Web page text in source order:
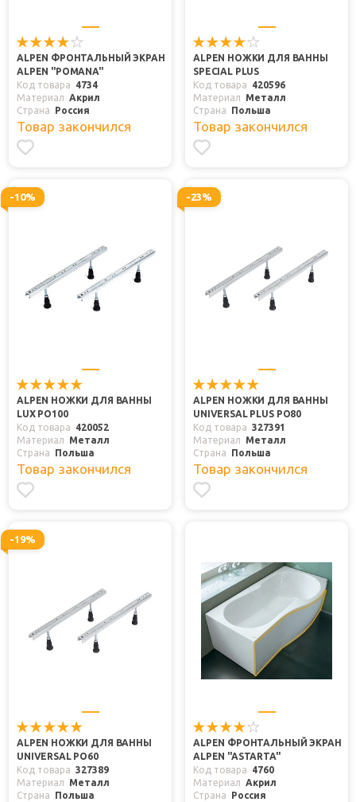
ALPEN ФРОНТАЛЬНЫЙ ЭКРАН
ALPEN "POMANA"
Код товара
4734
Материал
Акрил
Страна
Россия
Товар закончился
ALPEN НОЖКИ ДЛЯ ВАННЫ
SPECIAL PLUS
Код товара
420596
Материал
Металл
Страна
Польша
Товар закончился
-10%
ALPEN НОЖКИ ДЛЯ ВАННЫ
LUX PO100
Код товара
420052
Материал
Металл
Страна
Польша
Товар закончился
-23%
ALPEN НОЖКИ ДЛЯ ВАННЫ
UNIVERSAL PLUS PO80
Код товара 327391
Материал
Металл
Страна
Польша
Товар закончился
-19%
ALPEN НОЖКИ ДЛЯ ВАННЫ
UNIVERSAL PO60
Код товара 327389
Материал
Металл
Страна
Польша
ALPEN ФРОНТАЛЬНЫЙ ЭКРАН
ALPEN "ASTARTA"
Код товара
4760
Материал
Акрил
Страна
Россия